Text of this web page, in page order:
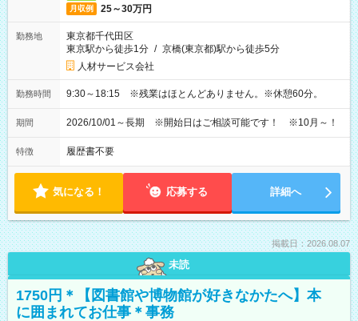
月収例 25～30万円
勤務地
東京都千代田区
東京駅から徒歩1分 / 京橋(東京都)駅から徒歩5分
人材サービス会社
勤務時間 9:30～18:15 ※残業はほとんどありません。※休憩60分。
期間 2026/10/01～長期 ※開始日はご相談可能です！ ※10月～！
特徴 履歴書不要
気になる！ 応募する 詳細へ
掲載日：2026.08.07
未読
1750円＊【図書館や博物館が好きなかたへ】本
に囲まれてお仕事＊事務